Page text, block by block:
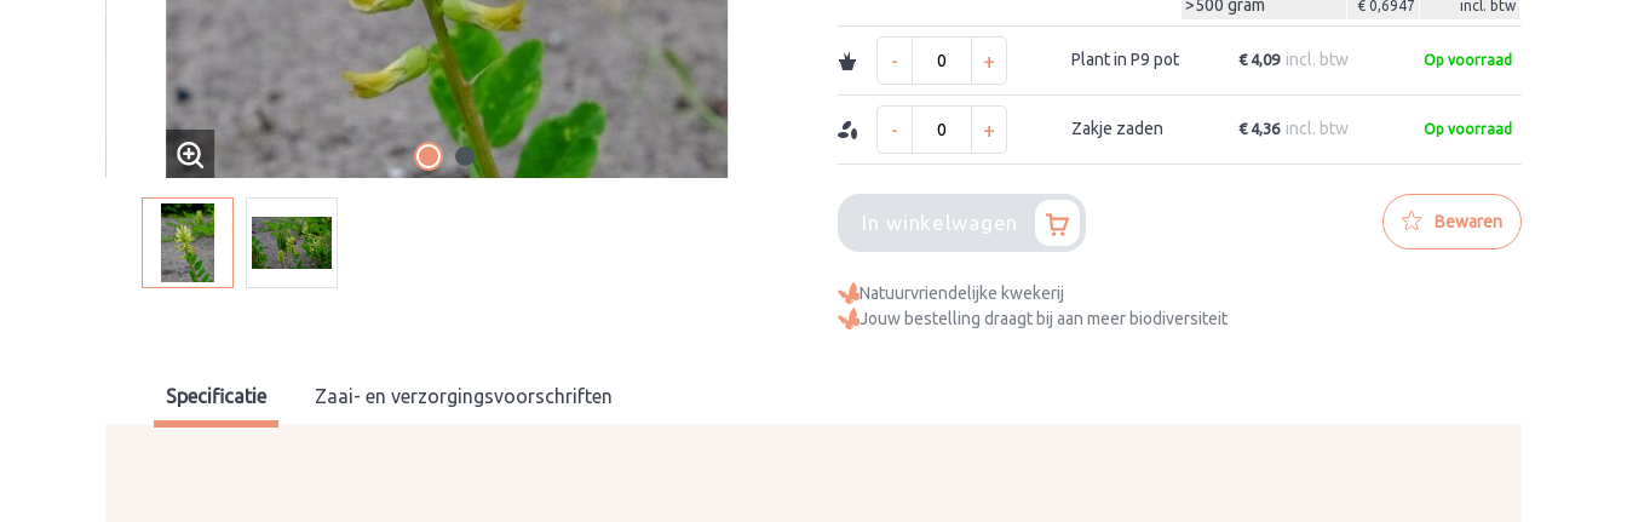
>500 gram € 0,6947 incl. btw
- + Plant in P9 pot € 4,09 incl. btw Op voorraad
- + Zakje zaden € 4,36 incl. btw Op voorraad
In winkelwagen Bewaren
Natuurvriendelijke kwekerij
Jouw bestelling draagt bij aan meer biodiversiteit
Specificatie Zaai- en verzorgingsvoorschriften